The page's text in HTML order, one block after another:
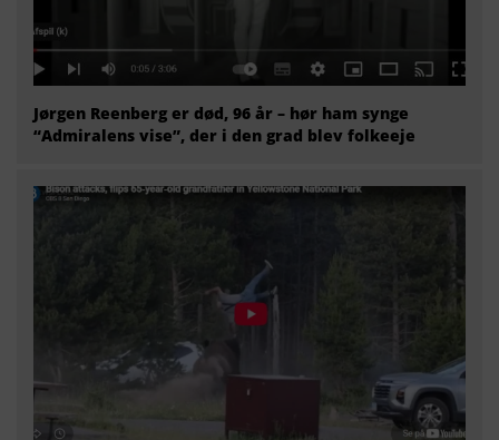
Jørgen Reenberg er død, 96 år – hør ham synge
“Admiralens vise”, der i den grad blev folkeeje